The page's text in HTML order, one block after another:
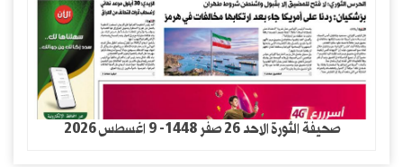
صحيفة الثورة الاحد 26 صفر 1448- 9 اغسطس 2026